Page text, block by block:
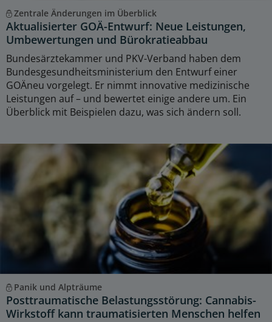
Zentrale Änderungen im Überblick
Aktualisierter GOÄ-Entwurf: Neue Leistungen,
Umbewertungen und Bürokratieabbau
Bundesärztekammer und PKV-Verband haben dem
Bundesgesundheitsministerium den Entwurf einer
GOÄneu vorgelegt. Er nimmt innovative medizinische
Leistungen auf – und bewertet einige andere um. Ein
Überblick mit Beispielen dazu, was sich ändern soll.
Panik und Alpträume
Posttraumatische Belastungsstörung: Cannabis-
Wirkstoff kann traumatisierten Menschen helfen